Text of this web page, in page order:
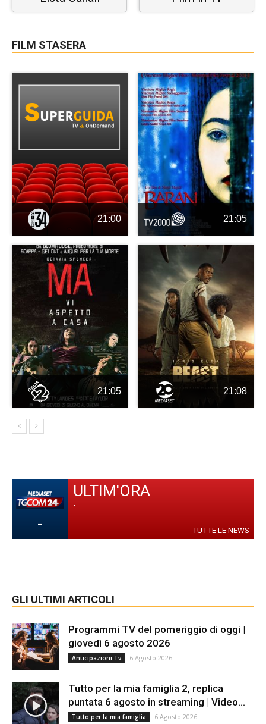
FILM STASERA
21:00 21:05
21:05 21:08
-
ULTIM'ORA
-
TUTTE LE NEWS
GLI ULTIMI ARTICOLI
Programmi TV del pomeriggio di oggi |
giovedì 6 agosto 2026
Anticipazioni Tv 6 Agosto 2026
Tutto per la mia famiglia 2, replica
puntata 6 agosto in streaming | Video...
Tutto per la mia famiglia 6 Agosto 2026